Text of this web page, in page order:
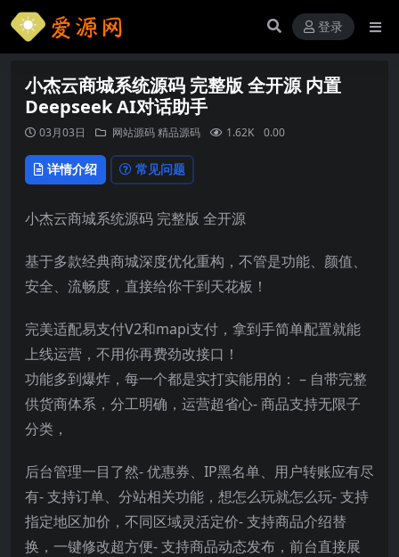
登录
小杰云商城系统源码 完整版 全开源 内置
Deepseek AI对话助手
03月03日 网站源码精品源码 1.62K 0.00
详情介绍 常见问题
小杰云商城系统源码 完整版 全开源
基于多款经典商城深度优化重构，不管是功能、颜值、
安全、流畅度，直接给你干到天花板！
完美适配易支付V2和mapi支付，拿到手简单配置就能
上线运营，不用你再费劲改接口！
功能多到爆炸，每一个都是实打实能用的： – 自带完整
供货商体系，分工明确，运营超省心- 商品支持无限子
分类，
后台管理一目了然- 优惠券、IP黑名单、用户转账应有尽
有- 支持订单、分站相关功能，想怎么玩就怎么玩- 支持
指定地区加价，不同区域灵活定价- 支持商品介绍替
换，一键修改超方便- 支持商品动态发布，前台直接展